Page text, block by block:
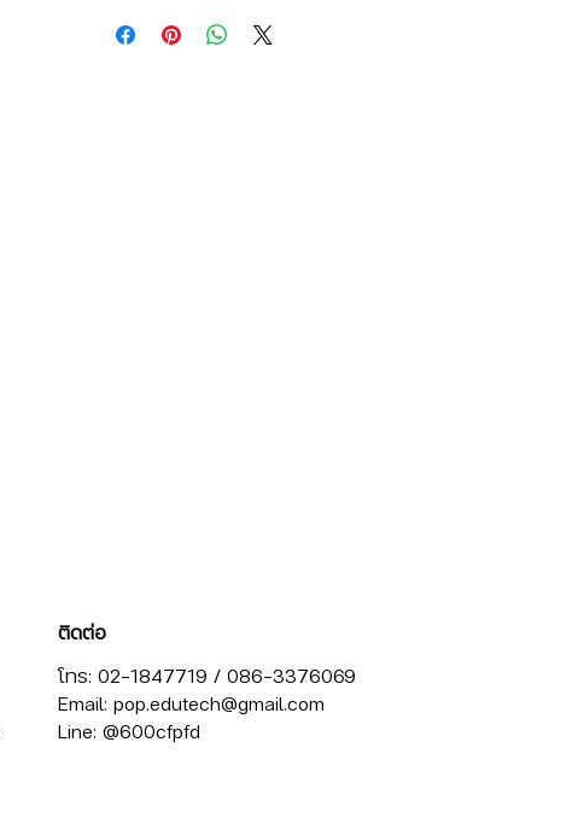
ติดต่อ
โทร: 02-1847719 / 086-3376069
Email: pop.edutech@gmail.com
Line: @600cfpfd